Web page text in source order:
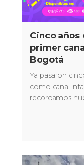
Cinco años
primer
Bogotá
Ya pasaron
como canal
recordamos